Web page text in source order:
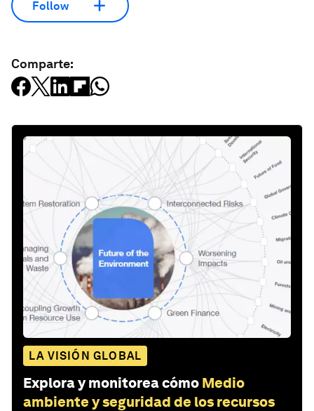
Follow
Comparte:
LA VISIÓN GLOBAL
Explora y monitorea cómo Medio
ambiente y seguridad de los recursos